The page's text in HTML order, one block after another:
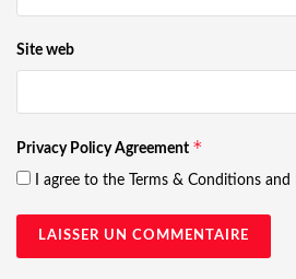
Site web
Privacy Policy Agreement *
I agree to the Terms & Conditions and